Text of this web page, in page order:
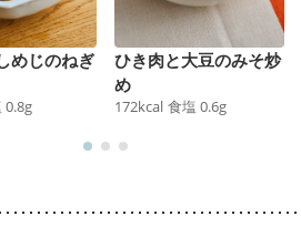
めじのねぎ
0.8g
ひき肉と大豆のみそ炒
め
172kcal 食塩 0.6g